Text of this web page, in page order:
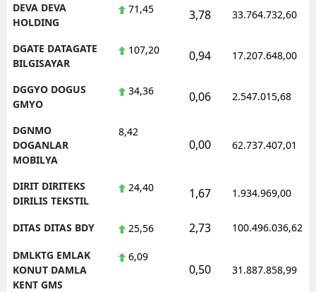
DEVA DEVA
HOLDING
71,45 3,78 33.764.732,60
DGATE DATAGATE
BILGISAYAR
107,20 0,94 17.207.648,00
DGGYO DOGUS
GMYO
34,36 0,06 2.547.015,68
DGNMO
DOGANLAR
MOBILYA
8,42
0,00 62.737.407,01
DIRIT DIRITEKS
DIRILIS TEKSTIL
24,40 1,67 1.934.969,00
DITAS DITAS BDY 25,56 2,73 100.496.036,62
DMLKTG EMLAK
KONUT DAMLA
KENT GMS
6,09
0,50 31.887.858,99